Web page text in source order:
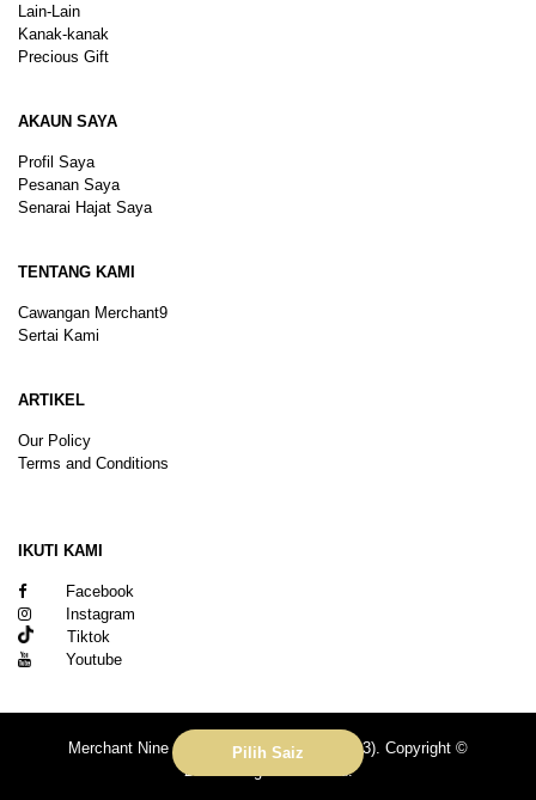
Pilih Saiz
Lain-Lain
Kanak-kanak
Precious Gift
AKAUN SAYA
Profil Saya
Pesanan Saya
Senarai Hajat Saya
TENTANG KAMI
Cawangan Merchant9
Sertai Kami
ARTIKEL
Our Policy
Terms and Conditions
IKUTI KAMI
Facebook
Instagram
Tiktok
Youtube
Merchant Nine Sdn Bhd (No. 201601039113). Copyright ©
2026.All rights reserved.